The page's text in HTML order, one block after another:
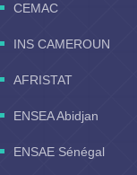
CEMAC
INS CAMEROUN
AFRISTAT
ENSEA Abidjan
ENSAE Sénégal